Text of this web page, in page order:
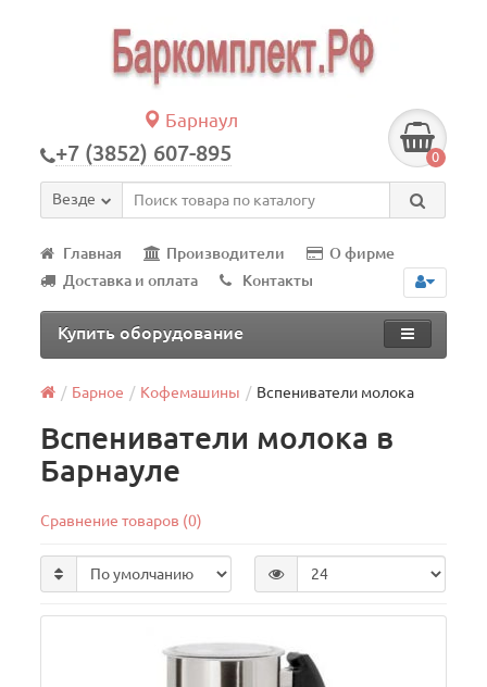
Барнаул
+7 (3852) 607-895 0
Везде
Главная Производители
О фирме
Доставка и оплата
Контакты
Купить оборудование
Барное Кофемашины Вспениватели молока
Вспениватели молока в
Барнауле
Сравнение товаров (0)